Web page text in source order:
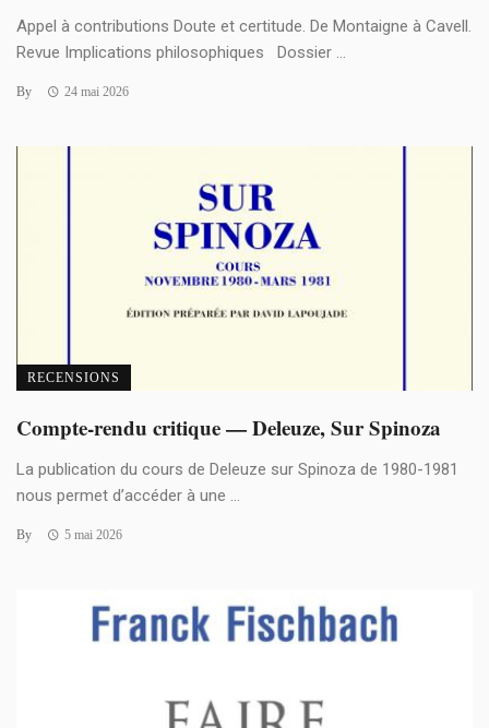
Appel à contributions Doute et certitude. De Montaigne à Cavell.
Revue Implications philosophiques Dossier ...
By 24 mai 2026
RECENSIONS
Compte-rendu critique — Deleuze, Sur Spinoza
La publication du cours de Deleuze sur Spinoza de 1980-1981
nous permet d’accéder à une ...
By 5 mai 2026